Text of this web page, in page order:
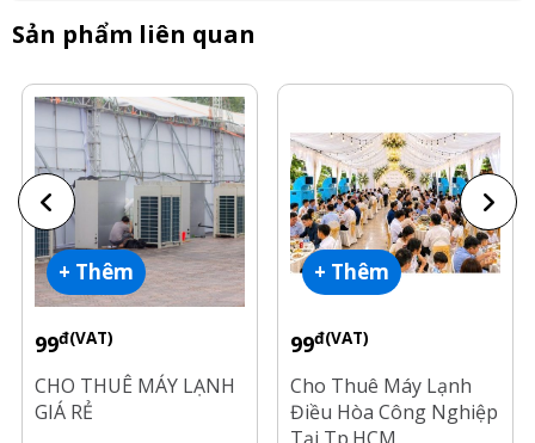
Sản phẩm liên quan
+ Thêm
99đ(VAT)
CHO THUÊ MÁY LẠNH
GIÁ RẺ
+ Thêm
99đ(VAT)
Cho Thuê Máy Lạnh
Điều Hòa Công Nghiệp